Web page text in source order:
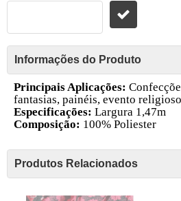
Informações do Produto
Principais Aplicações:
fantasias, painéis, evento
Especificações: Largura 1,47m
Composição: 100% Poliester
Produtos Relacionados